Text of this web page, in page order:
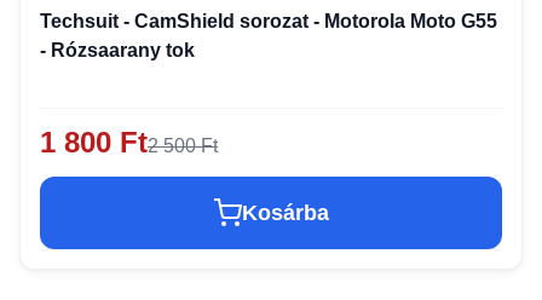
Techsuit - CamShield sorozat - Motorola Moto G55
- Rózsaarany tok
1 800 Ft2 500 Ft
Kosárba